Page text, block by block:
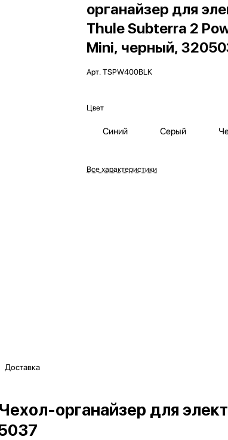
органайзер для
Thule Subterra 2
Mini, черный,
Арт.TSPW400BLK
Цвет
Синий Серый
Все характеристики
Доставка
органайзер для